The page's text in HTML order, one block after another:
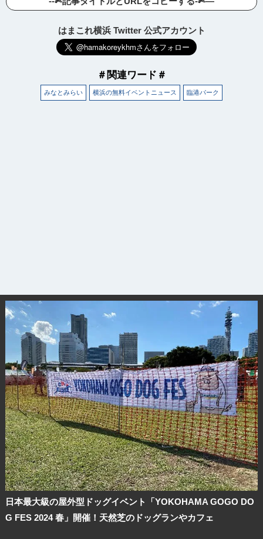
はまこれ横浜 Twitter 公式アカウント
＃関連ワード＃
みなとみらい 横浜の無料イベントニュース 臨港パーク
日本最大級の屋外型ドッグイベント「YOKOHAMA GOGO DO
G FES 2024 春」開催！天然芝のドッグランやカフェ